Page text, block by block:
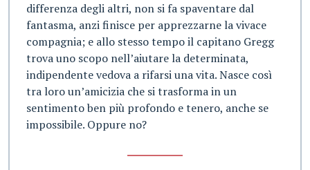
differenza degli altri, non si fa spaventare dal
fantasma, anzi finisce per apprezzarne la vivace
compagnia; e allo stesso tempo il capitano Gregg
trova uno scopo nell’aiutare la determinata,
indipendente vedova a rifarsi una vita. Nasce così
tra loro un’amicizia che si trasforma in un
sentimento ben più profondo e tenero, anche se
impossibile. Oppure no?